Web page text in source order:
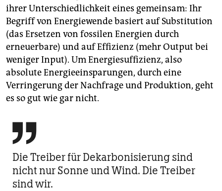
ihrer Unterschiedlichkeit eines gemeinsam: Ihr
Begriff von Energiewende basiert auf Substitution
(das Ersetzen von fossilen Energien durch
erneuerbare) und auf Effizienz (mehr Output bei
weniger Input). Um Energiesuffizienz, also
absolute Energieeinsparungen, durch eine
Verringerung der Nachfrage und Produktion, geht
es so gut wie gar nicht.

Die Treiber für Dekarbonisierung sind
nicht nur Sonne und Wind. Die Treiber
sind wir.